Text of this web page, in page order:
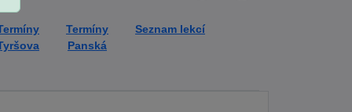
Termíny
Panská
Seznam lekcí